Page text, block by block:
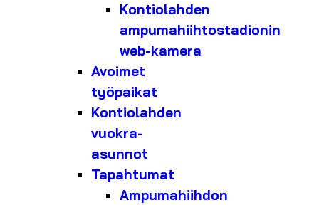
Kontiolahden
ampumahiihtostadionin
web-kamera
Avoimet
työpaikat
Kontiolahden
vuokra-
asunnot
Tapahtumat
Ampumahiihdon